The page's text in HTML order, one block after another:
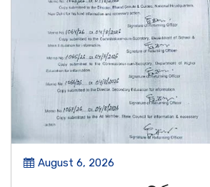
August 6, 2026